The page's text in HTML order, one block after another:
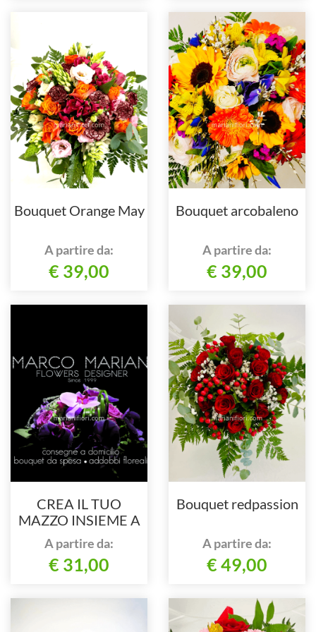
Bouquet Orange May
A partire da:
€ 39,00
Bouquet arcobaleno
A partire da:
€ 39,00
CREA IL TUO
MAZZO INSIEME A
NOI
A partire da:
€ 31,00
Bouquet redpassion
A partire da:
€ 49,00